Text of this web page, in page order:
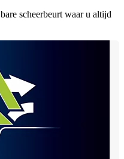
scheerbeurt waar u altijd